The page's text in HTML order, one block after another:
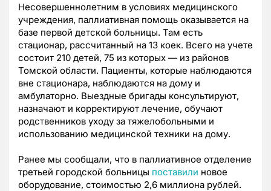
Несовершеннолетним в условиях медицинского
учреждения, паллиативная помощь оказывается на
базе первой детской больницы. Там есть
стационар, рассчитанный на 13 коек. Всего на учете
состоит 210 детей, 75 из которых — из районов
Томской области. Пациенты, которые наблюдаются
вне стационара, наблюдаются на дому и
амбулаторно. Выездные бригады консультируют,
назначают и корректируют лечение, обучают
родственников уходу за тяжелобольными и
использованию медицинской техники на дому.
Ранее мы сообщали, что в паллиативное отделение
третьей городской больницы поставили новое
оборудование, стоимостью 2,6 миллиона рублей.